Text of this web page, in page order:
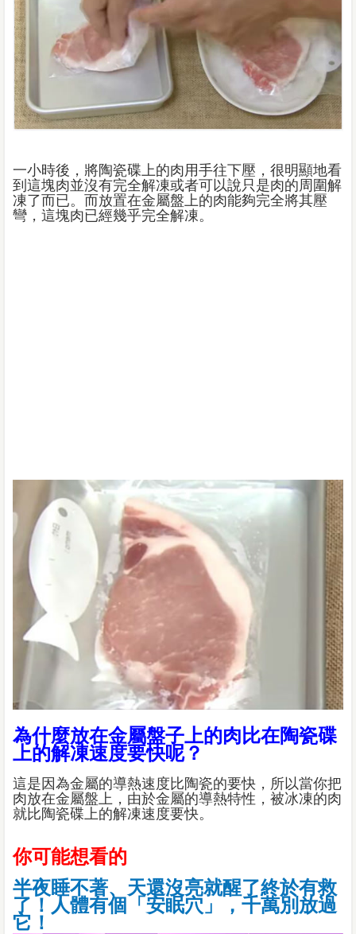
一小時後，將陶瓷碟上的肉用手往下壓，很明顯地看
到這塊肉並沒有完全解凍或者可以說只是肉的周圍解
凍了而已。而放置在金屬盤上的肉能夠完全將其壓
彎，這塊肉已經幾乎完全解凍。
為什麼放在金屬盤子上的肉比在陶瓷碟
上的解凍速度要快呢？
這是因為金屬的導熱速度比陶瓷的要快，所以當你把
肉放在金屬盤上，由於金屬的導熱特性，被冰凍的肉
就比陶瓷碟上的解凍速度要快。
你可能想看的
半夜睡不著、天還沒亮就醒了終於有救
了！人體有個「安眠穴」，千萬別放過
它！